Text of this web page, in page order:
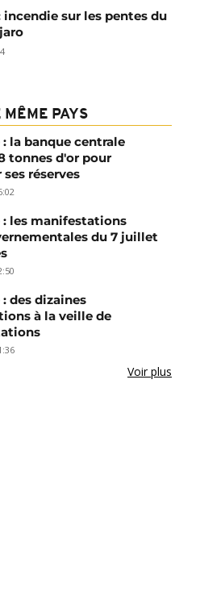
incendie sur les pentes du
MÊME PAYS
: la banque centrale
tonnes d'or pour
réserves
: les manifestations
du 7 juillet
des dizaines
à la veille de
Voir plus